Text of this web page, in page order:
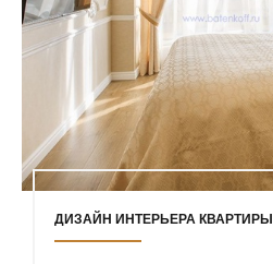
ДИЗАЙН ИНТЕРЬЕРА